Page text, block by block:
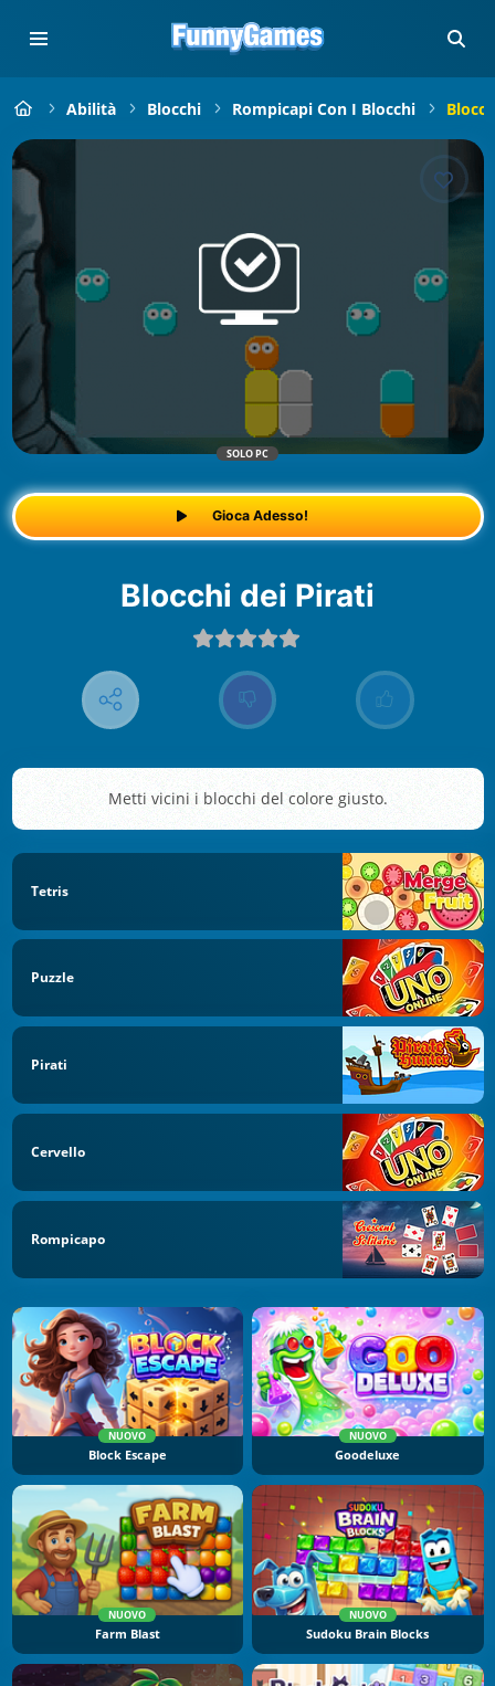
Abilità Blocchi Rompicapi Con I Blocchi
SOLO PC
Gioca Adesso!
Blocchi dei Pirati
Metti vicini i blocchi del colore giusto.
Tetris
Puzzle
Pirati
Cervello
Rompicapo
NUOVO
Block Escape
NUOVO
Goodeluxe
NUOVO
Farm Blast
NUOVO
Sudoku Brain Blocks